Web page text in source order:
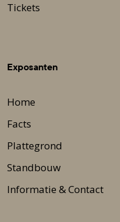
Tickets
Exposanten
Home
Facts
Plattegrond
Standbouw
Informatie & Contact